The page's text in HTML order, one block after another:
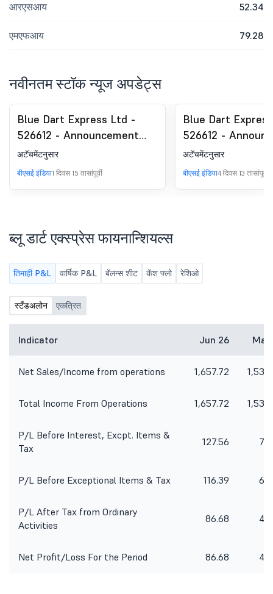
आरएसआय 52.34
एमएफआय 79.28
नवीनतम स्टॉक न्यूज अपडेट्स
Blue Dart Express Ltd -
526612 - Announcement
under Regulation 30
(LODR)-Earnings Call
अटॅचमेंटनुसार
बीएसई इंडिया1 दिवस 15 तासांपूर्वी
Blue Dart
526612 -
under Regulation
(LODR)-Analyst /
अटॅचमेंटनुसार
बीएसई इंडिया4 दिवस 13 तासांपूर्वी
ब्लू डार्ट एक्स्प्रेस फायनान्शियल्स
तिमाही P&L वार्षिक P&L बॅलन्स शीट कॅश फ्लो रेशिओ
स्टँडअलोन एकत्रित
Indicator Jun 26 Mar
Net Sales/Income from operations 1,657.72
Total Income From Operations 1,657.72
P/L Before Interest, Excpt. Items &
Tax
127.56
P/L Before Exceptional Items & Tax 116.39
P/L After Tax from Ordinary
Activities
86.68
Net Profit/Loss For the Period 86.68